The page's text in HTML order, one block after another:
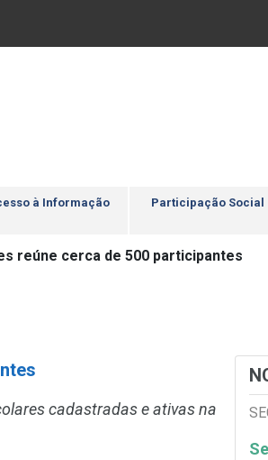
à Informação Participação Social
reúne cerca de 500 participantes
cadastradas e ativas na